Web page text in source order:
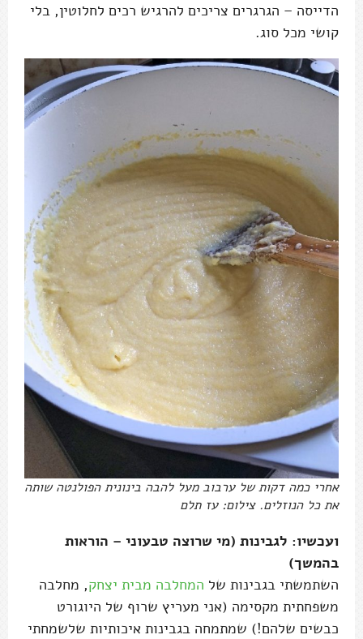
הדייסה – הגרגרים צריכים להרגיש רכים לחלוטין, בלי
קושי מכל סוג.
אחרי כמה דקות של ערבוב מעל להבה בינונית הפולנטה שותה
את כל הנוזלים. צילום: עז תלם
ועכשיו: לגבינות (מי שרוצה טבעוני – הוראות
בהמשך)
השתמשתי בגבינות של המחלבה מבית יצחק, מחלבה
משפחתית מקסימה (אני מעריץ שרוף של היוגורט
כבשים שלהם!) שמתמחה בגבינות איכותיות שלשמחתי